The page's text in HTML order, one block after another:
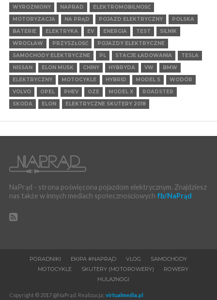
WYROZNIONY NAPRAD
ELEKTROMOBILNOŚĆ
MOTORYZACJA
NA PRĄD POJAZD ELEKTRYCZNY
POLSKA
BATERIE
ELEKTRYKA EV ENERGIA TEST
SILNIK
WROCŁAW
PRZYSZŁOŚĆ
POJAZDY ELEKTRYCZNE
SAMOCHODY ELEKTRYCZNE
PL STACJE ŁADOWANIA
TESLA
NISSAN
ELON MUSK CHINY HYBRYDA VW
BMW
ELEKTRYCZNY
MOTOCYKLE HYBRID MODEL S
WODÓR
VOLVO
OPEL PHEV OZE MODEL X
ROADSTER
SKODA
ELON ELEKTRYCZNE SKUTERY 2018
NaPrąd - strona poświęcona pojazdom elektrycznym. Znajdziesz
nas także w innych mediach społecznościowych fb/NaPrąd
PORADNIKI EKIPA #NAPRĄD VLOG
SAMOCHODY
MOTOCYKLE
SKUTERY (MOTOROWERY)
ROWERY
HULAJNOGI
Copyright © 2017 @NaPrąd. Realizacja: virtualmedia.pl